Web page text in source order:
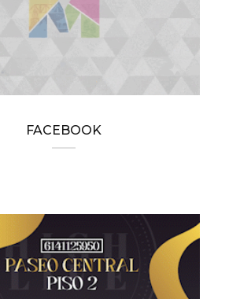
FACEBOOK